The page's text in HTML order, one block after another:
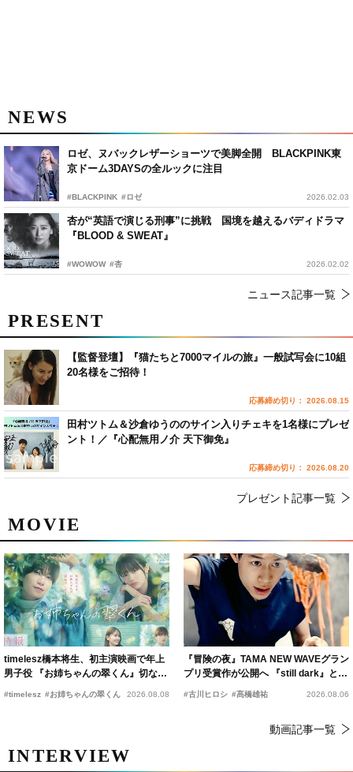
NEWS
ロゼ、ヌバックレザーショーツで美脚全開 BLACKPINK東
京ドーム3DAYSの全ルックに注目
#BLACKPINK #ロゼ 2026.02.03
杏が“英語で演じる刑事”に挑戦 国境を越えるバディドラマ
『BLOOD & SWEAT』
#WOWOW #杏 2026.02.02
ニュース記事一覧
MOVIE
timelesz橋本将生、初主演映画で年上
男子役 『お姉ちゃんの翠くん』切ない
恋の幕開けを予感
#timelesz #お姉ちゃんの翠くん 2026.08.08
『冒険の夜』TAMA NEW WAVEグラン
プリ受賞作が公開へ 『still dark』と同
時上映決定
#古川ヒロシ #髙橋雄祐 2026.08.06
動画記事一覧
INTERVIEW
PRESENT
【監督登壇】『猫たちと7000マイルの旅』一般試写会に10組
20名様をご招待！
応募締め切り： 2026.08.15
田村ツトム＆沙倉ゆうののサイン入りチェキを1名様にプレゼ
ント！／『心配無用ノ介 天下御免』
応募締め切り： 2026.08.20
プレゼント記事一覧